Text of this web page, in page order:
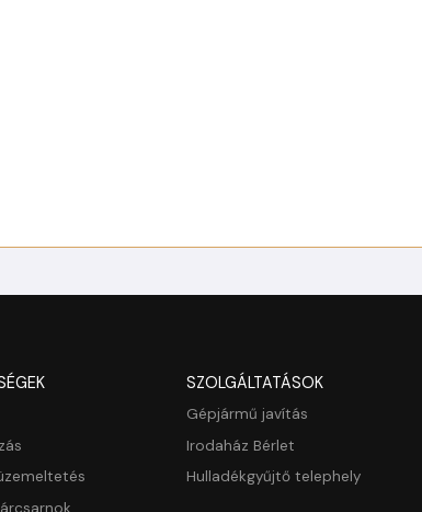
SZOLGÁLTATÁSOK
Gépjármű javítás
Irodaház Bérlet
Hulladékgyűjtő telephely